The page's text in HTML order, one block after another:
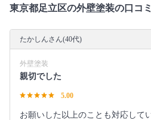
東京都足立区の外壁塗装の口コミ
たかしんさん(40代)
外壁塗装
親切でした
5.00
お願いした以上のことも対応して